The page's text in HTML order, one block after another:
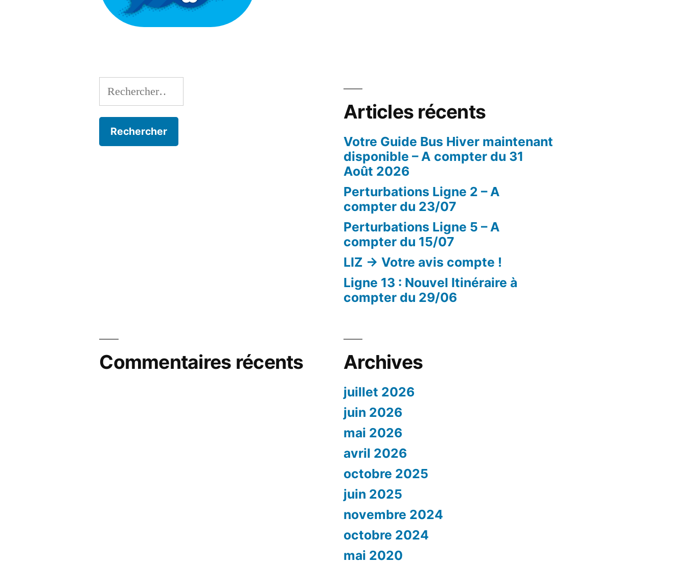
Rechercher :
Articles récents
Votre Guide Bus Hiver maintenant
disponible – A compter du 31
Août 2026
Perturbations Ligne 2 – A
compter du 23/07
Perturbations Ligne 5 – A
compter du 15/07
LIZ -> Votre avis compte !
Ligne 13 : Nouvel Itinéraire à
compter du 29/06
Commentaires récents Archives
juillet 2026
juin 2026
mai 2026
avril 2026
octobre 2025
juin 2025
novembre 2024
octobre 2024
mai 2020